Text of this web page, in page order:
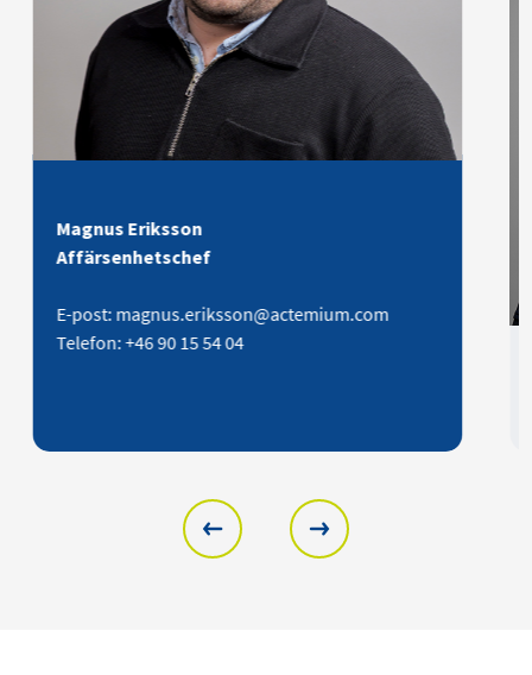
Mathias Lejon
Serviceledare
E-post: mathias.lejon@actemium.com
Telefon: +46 90 15 46 70